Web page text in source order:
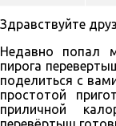
Здравствуйте
Недавно попал
пирога
поделиться с
простотой
приличной